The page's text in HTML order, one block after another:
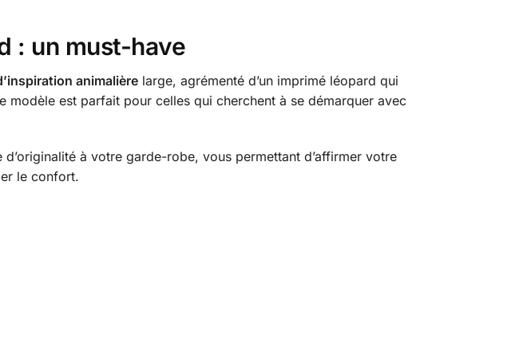
: un must-have
animalièrelarge, agrémenté d’un imprimé léopard qui
modèle est parfait pour celles qui cherchent à se démarquer avec
à votre garde-robe, vous permettant d’affirmer votre
le confort.